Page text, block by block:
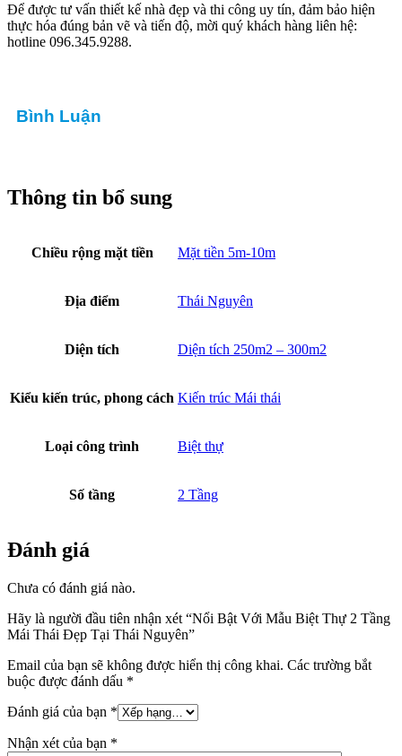
Để được tư vấn thiết kế nhà đẹp và thi công uy tín, đảm bảo hiện
thực hóa đúng bản vẽ và tiến độ, mời quý khách hàng liên hệ:
hotline 096.345.9288.
Bình Luận
Thông tin bổ sung
Chiều rộng mặt tiền Mặt tiền 5m-10m
Địa điểm Thái Nguyên
Diện tích Diện tích 250m2 – 300m2
Kiểu kiến trúc, phong cách Kiến trúc Mái thái
Loại công trình Biệt thự
Số tầng 2 Tầng
Đánh giá
Chưa có đánh giá nào.
Hãy là người đầu tiên nhận xét “Nổi Bật Với Mẫu Biệt Thự 2 Tầng
Mái Thái Đẹp Tại Thái Nguyên”
Email của bạn sẽ không được hiển thị công khai. Các trường bắt
buộc được đánh dấu *
Đánh giá của bạn *
Nhận xét của bạn *